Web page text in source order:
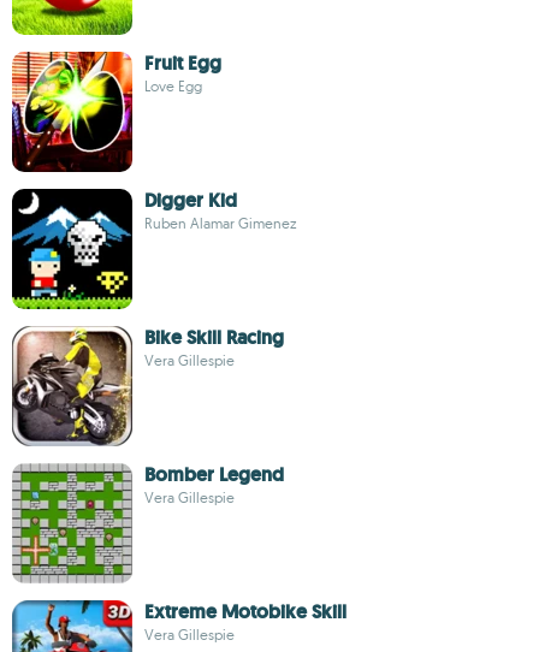
Fruit Egg
Love Egg
Digger Kid
Ruben Alamar Gimenez
Bike Skill Racing
Vera Gillespie
Bomber Legend
Vera Gillespie
Extreme Motobike Skill
Vera Gillespie